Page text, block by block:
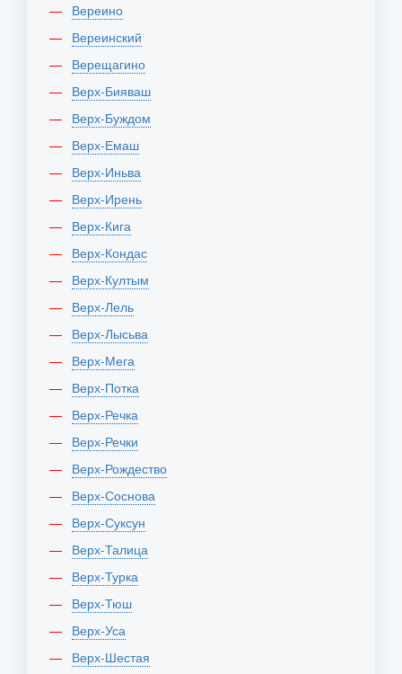
Вереино
Вереинский
Верещагино
Верх-Бияваш
Верх-Буждом
Верх-Емаш
Верх-Иньва
Верх-Ирень
Верх-Кига
Верх-Кондас
Верх-Култым
Верх-Лель
Верх-Лысьва
Верх-Мега
Верх-Потка
Верх-Речка
Верх-Речки
Верх-Рождество
Верх-Соснова
Верх-Суксун
Верх-Талица
Верх-Турка
Верх-Тюш
Верх-Уса
Верх-Шестая